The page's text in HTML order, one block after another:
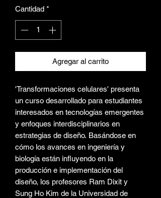
Cantidad *
Agregar al carrito
'Transformaciones celulares' presenta
un curso desarrollado para estudiantes
interesados ​​en tecnologías emergentes
y enfoques interdisciplinarios en
estrategias de diseño. Basándose en
cómo los avances en ingeniería y
biología están influyendo en la
producción e implementación del
diseño, los profesores Ram Dixit y
Sung Ho Kim de la Universidad de